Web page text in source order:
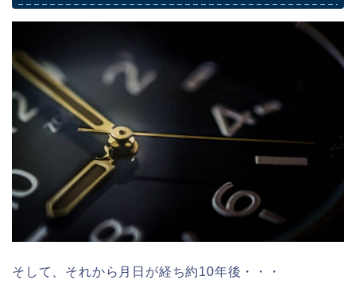
そして、それから月日が経ち約10年後・・・